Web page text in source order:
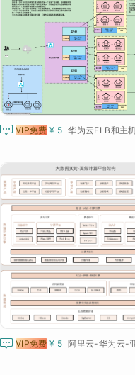
 VIP免费 ¥ 5
 VIP免费 ¥ 5